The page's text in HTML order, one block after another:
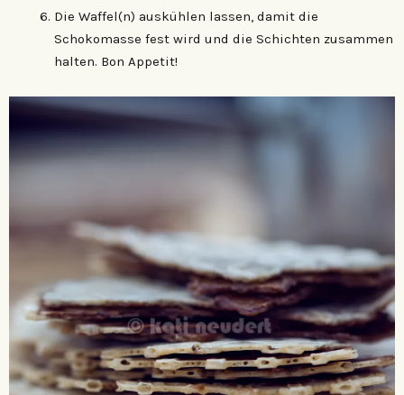
Die Waffel(n) auskühlen lassen, damit die
Schokomasse fest wird und die Schichten zusammen
halten. Bon Appetit!